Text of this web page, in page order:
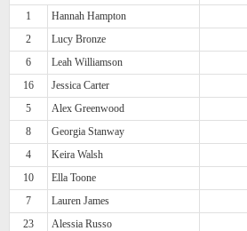
1
Hannah Hampton
2
Lucy Bronze
6
Leah Williamson
16
Jessica Carter
5
Alex Greenwood
8
Georgia Stanway
4
Keira Walsh
10
Ella Toone
7
Lauren James
23
Alessia Russo